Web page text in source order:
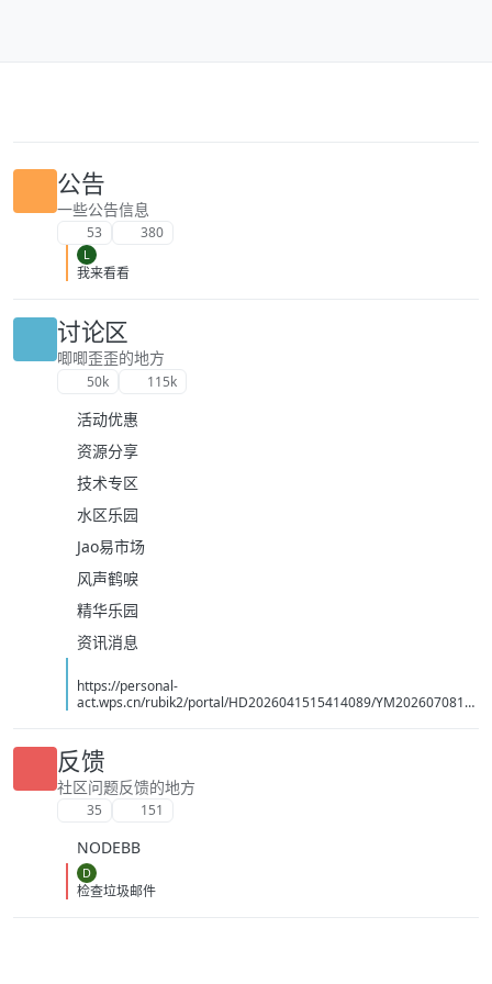
公告
一些公告信息
53 380
L
我来看看
讨论区
唧唧歪歪的地方
50k 115k
活动优惠
资源分享
技术专区
水区乐园
Jao易市场
风声鹤唳
精华乐园
资讯消息
https://personal-
act.wps.cn/rubik2/portal/HD2026041515414089/YM2026070814
反馈
社区问题反馈的地方
35 151
NODEBB
D
检查垃圾邮件